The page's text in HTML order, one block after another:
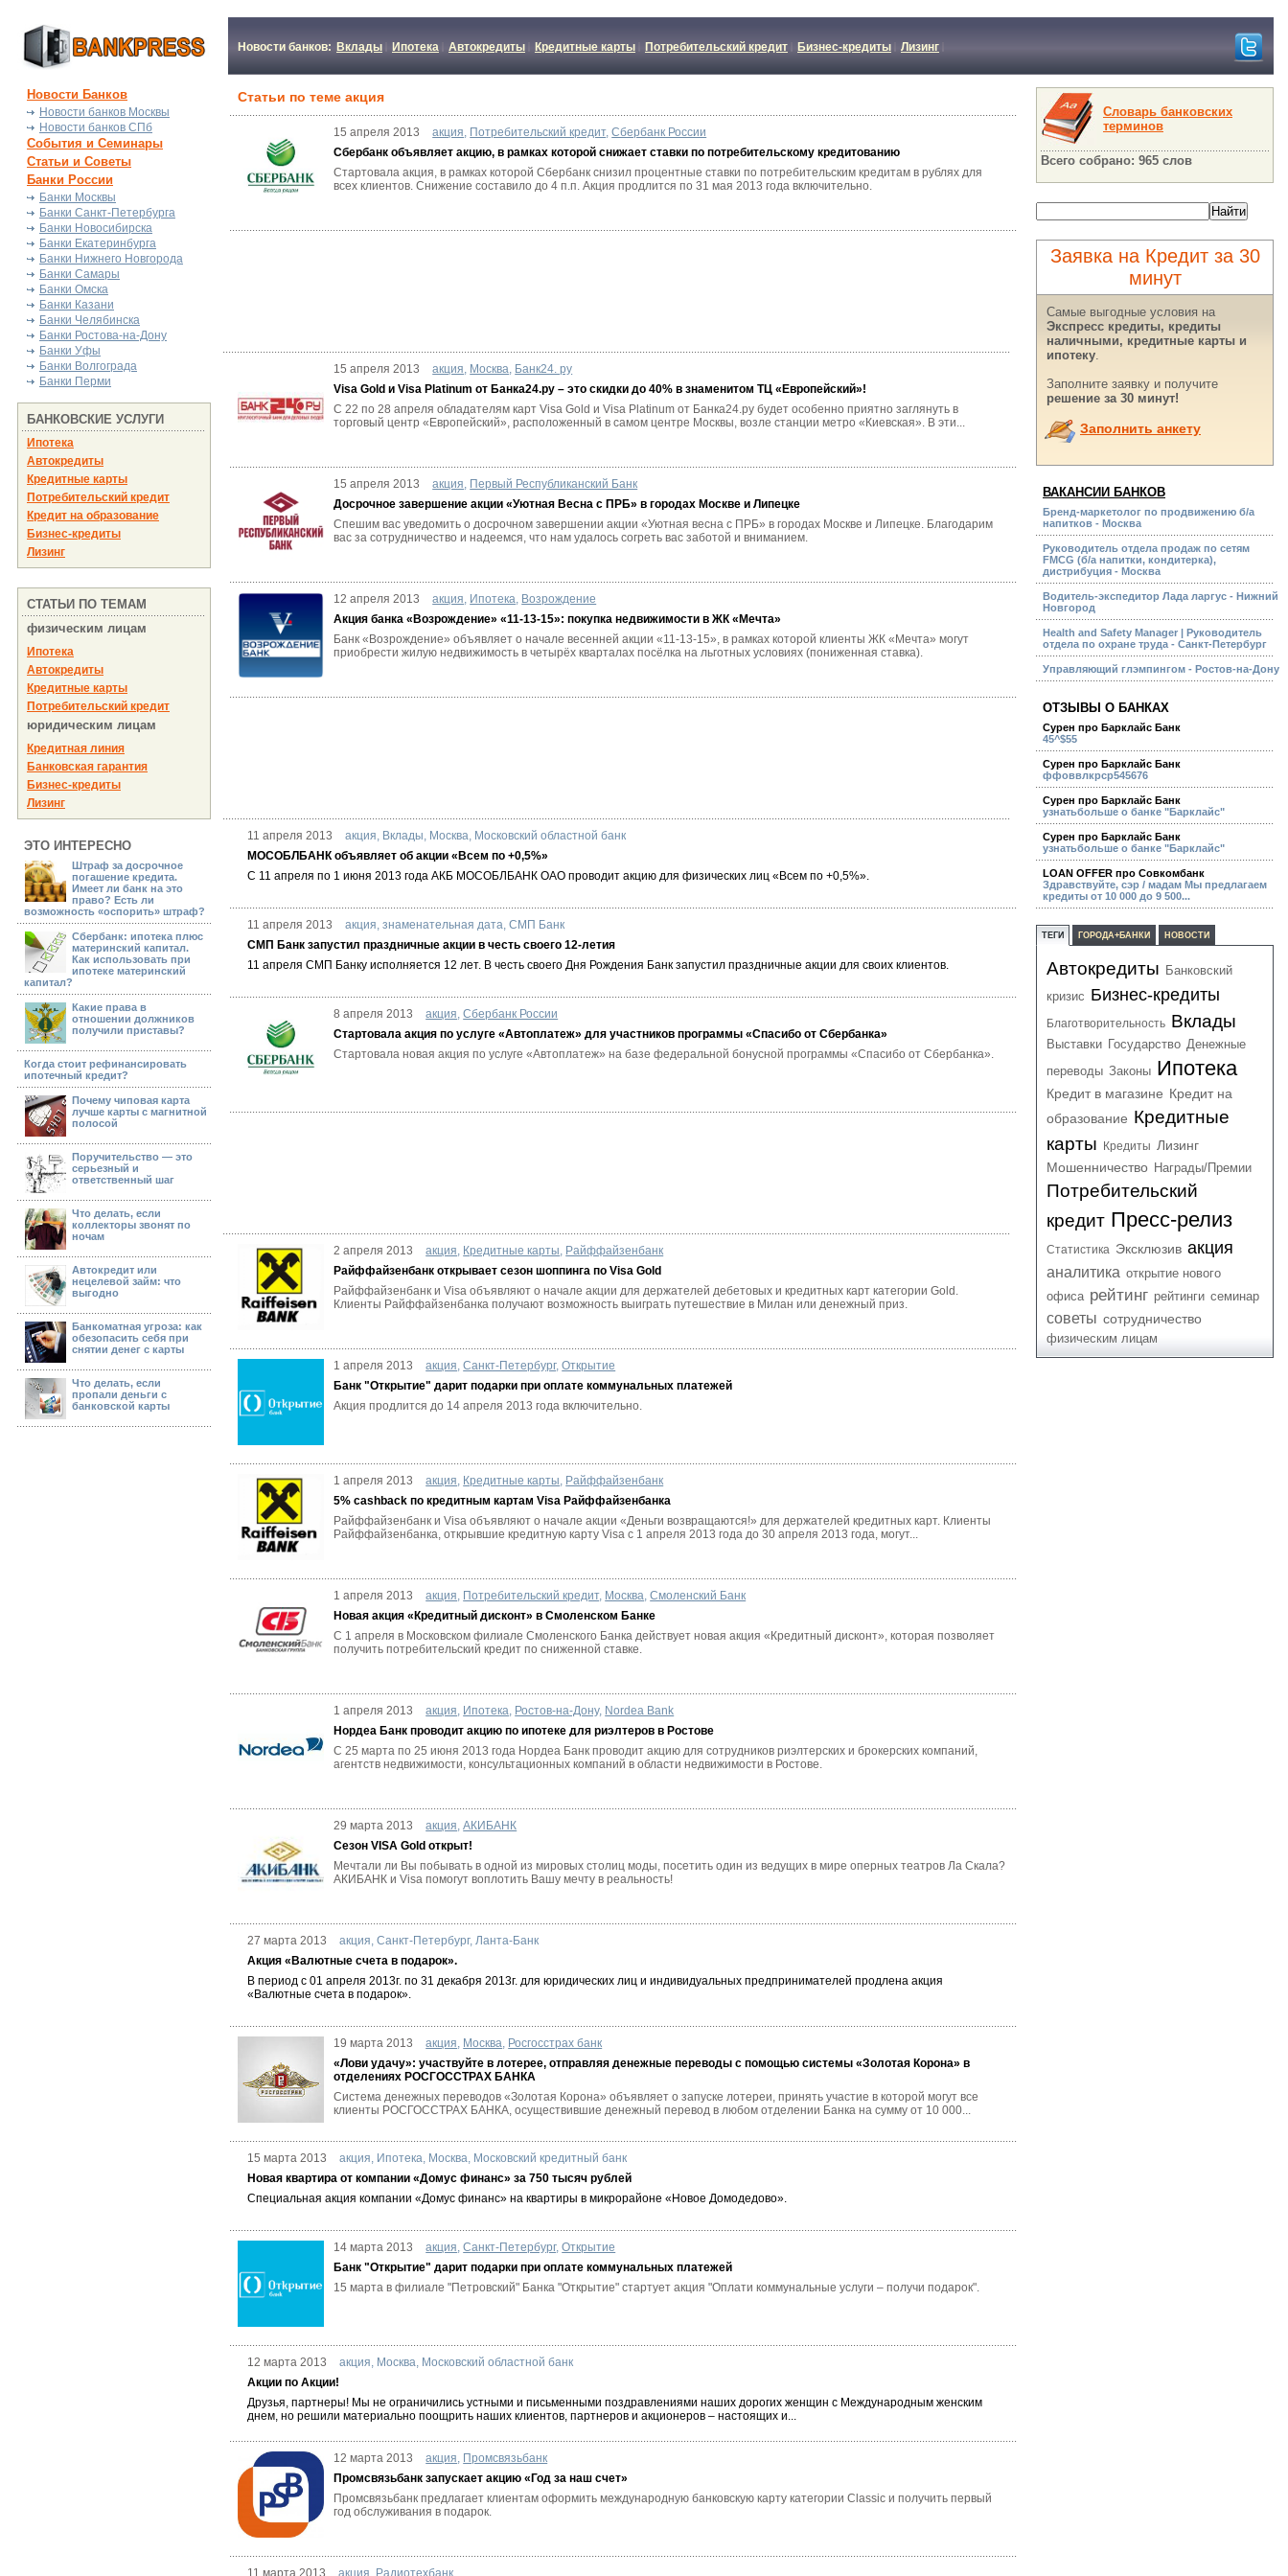
Новости банков: Вклады Ипотека Автокредиты Кредитные карты Потребительский кредит Бизнес-кредиты Лизинг
Новости Банков
Новости банков Москвы
Новости банков СПб
События и Семинары
Статьи и Советы
Банки России
Банки Москвы
Банки Санкт-Петербурга
Банки Новосибирска
Банки Екатеринбурга
Банки Нижнего Новгорода
Банки Самары
Банки Омска
Банки Казани
Банки Челябинска
Банки Ростова-на-Дону
Банки Уфы
Банки Волгограда
Банки Перми
БАНКОВСКИЕ УСЛУГИ
Ипотека
Автокредиты
Кредитные карты
Потребительский кредит
Кредит на образование
Бизнес-кредиты
Лизинг
СТАТЬИ ПО ТЕМАМ
физическим лицам
Ипотека
Автокредиты
Кредитные карты
Потребительский кредит
юридическим лицам
Кредитная линия
Банковская гарантия
Бизнес-кредиты
Лизинг
ЭТО ИНТЕРЕСНО
Штраф за досрочное
погашение кредита.
Имеет ли банк на это
право? Есть ли
возможность «оспорить» штраф?
Сбербанк: ипотека плюс
материнский капитал.
Как использовать при
ипотеке материнский
капитал?
Какие права в
отношении должников
получили приставы?
Когда стоит рефинансировать
ипотечный кредит?
Почему чиповая карта
лучше карты с магнитной
полосой
Поручительство — это
серьезный и
ответственный шаг
Что делать, если
коллекторы звонят по
ночам
Автокредит или
нецелевой займ: что
выгодно
Банкоматная угроза: как
обезопасить себя при
снятии денег с карты
Что делать, если
пропали деньги с
банковской карты
Статьи по теме акция
15 апреля 2013 акция, Потребительский кредит,Сбербанк России
Сбербанк объявляет акцию, в рамках которой снижает ставки по потребительскому кредитованию
Стартовала акция, в рамках которой Сбербанк снизил процентные ставки по потребительским кредитам в рублях для
всех клиентов. Снижение составило до 4 п.п. Акция продлится по 31 мая 2013 года включительно.
15 апреля 2013 акция, Москва, Банк24. ру
Visa Gold и Visa Platinum от Банка24.ру – это скидки до 40% в знаменитом ТЦ «Европейский»!
С 22 по 28 апреля обладателям карт Visa Gold и Visa Platinum от Банка24.ру будет особенно приятно заглянуть в
торговый центр «Европейский», расположенный в самом центре Москвы, возле станции метро «Киевская». В эти...
15 апреля 2013 акция, Первый Республиканский Банк
Досрочное завершение акции «Уютная Весна с ПРБ» в городах Москве и Липецке
Спешим вас уведомить о досрочном завершении акции «Уютная весна с ПРБ» в городах Москве и Липецке. Благодарим
вас за сотрудничество и надеемся, что нам удалось согреть вас заботой и вниманием.
12 апреля 2013 акция, Ипотека, Возрождение
Акция банка «Возрождение» «11-13-15»: покупка недвижимости в ЖК «Мечта»
Банк «Возрождение» объявляет о начале весенней акции «11-13-15», в рамках которой клиенты ЖК «Мечта» могут
приобрести жилую недвижимость в четырёх кварталах посёлка на льготных условиях (пониженная ставка).
11 апреля 2013 акция, Вклады, Москва, Московский областной банк
МОСОБЛБАНК объявляет об акции «Всем по +0,5%»
С 11 апреля по 1 июня 2013 года АКБ МОСОБЛБАНК ОАО проводит акцию для физических лиц «Всем по +0,5%».
11 апреля 2013 акция,знаменательная дата,СМП Банк
СМП Банк запустил праздничные акции в честь своего 12-летия
11 апреля СМП Банку исполняется 12 лет. В честь своего Дня Рождения Банк запустил праздничные акции для своих клиентов.
8 апреля 2013 акция,Сбербанк России
Стартовала акция по услуге «Автоплатеж» для участников программы «Спасибо от Сбербанка»
Стартовала новая акция по услуге «Автоплатеж» на базе федеральной бонусной программы «Спасибо от Сбербанка».
2 апреля 2013 акция, Кредитные карты, Райффайзенбанк
Райффайзенбанк открывает сезон шоппинга по Visa Gold
Райффайзенбанк и Visa объявляют о начале акции для держателей дебетовых и кредитных карт категории Gold.
Клиенты Райффайзенбанка получают возможность выиграть путешествие в Милан или денежный приз.
1 апреля 2013 акция,Санкт-Петербург,Открытие
Банк "Открытие" дарит подарки при оплате коммунальных платежей
Акция продлится до 14 апреля 2013 года включительно.
1 апреля 2013 акция, Кредитные карты, Райффайзенбанк
5% cashback по кредитным картам Visa Райффайзенбанка
Райффайзенбанк и Visa объявляют о начале акции «Деньги возвращаются!» для держателей кредитных карт. Клиенты
Райффайзенбанка, открывшие кредитную карту Visa с 1 апреля 2013 года до 30 апреля 2013 года, могут...
1 апреля 2013 акция, Потребительский кредит, Москва,Смоленский Банк
Новая акция «Кредитный дисконт» в Смоленском Банке
С 1 апреля в Московском филиале Смоленского Банка действует новая акция «Кредитный дисконт», которая позволяет
получить потребительский кредит по сниженной ставке.
1 апреля 2013 акция, Ипотека, Ростов-на-Дону, Nordea Bank
Нордеа Банк проводит акцию по ипотеке для риэлтеров в Ростове
С 25 марта по 25 июня 2013 года Нордеа Банк проводит акцию для сотрудников риэлтерских и брокерских компаний,
агентств недвижимости, консультационных компаний в области недвижимости в Ростове.
29 марта 2013 акция,АКИБАНК
Сезон VISA Gold открыт!
Мечтали ли Вы побывать в одной из мировых столиц моды, посетить один из ведущих в мире оперных театров Ла Скала?
АКИБАНК и Visa помогут воплотить Вашу мечту в реальность!
27 марта 2013 акция,Санкт-Петербург,Ланта-Банк
Акция «Валютные счета в подарок».
В период с 01 апреля 2013г. по 31 декабря 2013г. для юридических лиц и индивидуальных предпринимателей продлена акция
«Валютные счета в подарок».
19 марта 2013 акция, Москва, Росгосстрах банк
«Лови удачу»: участвуйте в лотерее, отправляя денежные переводы с помощью системы «Золотая Корона» в
отделениях РОСГОССТРАХ БАНКА
Система денежных переводов «Золотая Корона» объявляет о запуске лотереи, принять участие в которой могут все
клиенты РОСГОССТРАХ БАНКА, осуществившие денежный перевод в любом отделении Банка на сумму от 10 000...
15 марта 2013 акция, Ипотека, Москва, Московский кредитный банк
Новая квартира от компании «Домус финанс» за 750 тысяч рублей
Специальная акция компании «Домус финанс» на квартиры в микрорайоне «Новое Домодедово».
14 марта 2013 акция,Санкт-Петербург,Открытие
Банк "Открытие" дарит подарки при оплате коммунальных платежей
15 марта в филиале "Петровский" Банка "Открытие" стартует акция "Оплати коммунальные услуги – получи подарок".
12 марта 2013 акция, Москва, Московский областной банк
Акции по Акции!
Друзья, партнеры! Мы не ограничились устными и письменными поздравлениями наших дорогих женщин с Международным женским
днем, но решили материально поощрить наших клиентов, партнеров и акционеров – настоящих и...
12 марта 2013 акция, Промсвязьбанк
Промсвязьбанк запускает акцию «Год за наш счет»
Промсвязьбанк предлагает клиентам оформить международную банковскую карту категории Classic и получить первый
год обслуживания в подарок.
11 марта 2013 акция Радиотехбанк
Словарь банковских
терминов
Всего собрано: 965 слов
Заявка на Кредит за 30
минут
Самые выгодные условия на
Экспресс кредиты, кредиты
наличными, кредитные карты и
ипотеку.
Заполните заявку и получите
решение за 30 минут!
Заполнить анкету
ВАКАНСИИ БАНКОВ
Бренд-маркетолог по продвижению б/а
напитков - Москва
Руководитель отдела продаж по сетям
FMCG (б/а напитки, кондитерка),
дистрибуция - Москва
Водитель-экспедитор Лада ларгус - Нижний
Новгород
Health and Safety Manager | Руководитель
отдела по охране труда - Санкт-Петербург
Управляющий глэмпингом - Ростов-на-Дону
ОТЗЫВЫ О БАНКАХ
Сурен про Барклайс Банк
45^$55
Сурен про Барклайс Банк
ффоввлкрср545676
Сурен про Барклайс Банк
узнатьбольше о банке "Барклайс"
Сурен про Барклайс Банк
узнатьбольше о банке "Барклайс"
LOAN OFFER про Совкомбанк
Здравствуйте, сэр / мадам Мы предлагаем
кредиты от 10 000 до 9 500...
ТЕГИ ГОРОДА+БАНКИ НОВОСТИ
Автокредиты Банковский
кризис Бизнес-кредиты
Благотворительность Вклады
Выставки Государство Денежные
переводы Законы Ипотека
Кредит в магазине Кредит на
образование Кредитные
карты
Кредиты Лизинг
Мошенничество Награды/Премии
Потребительский
кредит Пресс-релиз
Статистика Эксклюзив акция
аналитика открытие нового
офиса рейтинг рейтинги семинар
советы сотрудничество
физическим лицам